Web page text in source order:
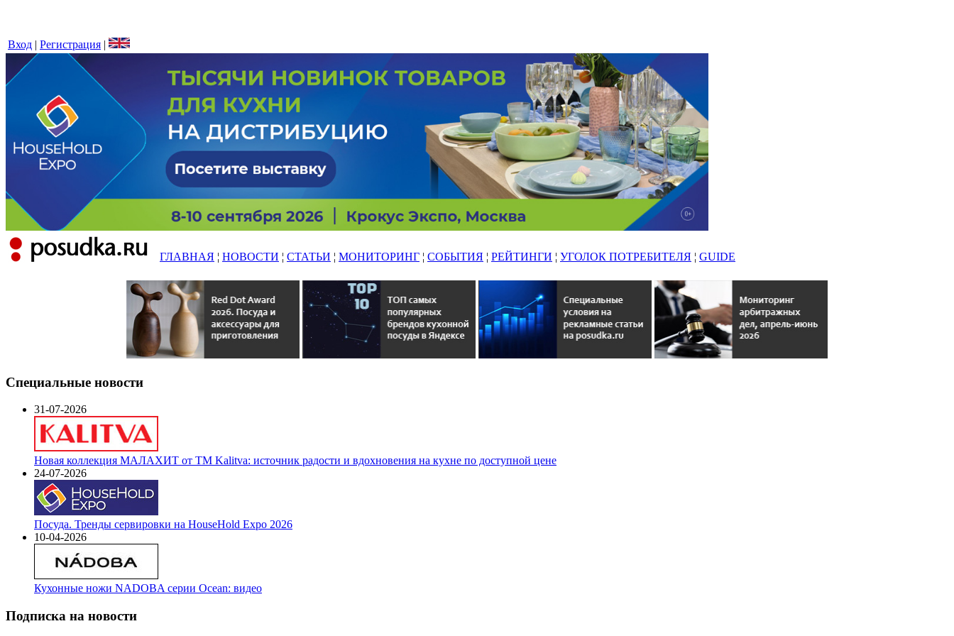
Вход | Регистрация |
ГЛАВНАЯ ¦ НОВОСТИ ¦ СТАТЬИ ¦ МОНИТОРИНГ ¦ СОБЫТИЯ ¦ РЕЙТИНГИ ¦ УГОЛОК ПОТРЕБИТЕЛЯ ¦ GUIDE
Специальные новости
31-07-2026
Новая коллекция МАЛАХИТ от ТМ Kalitva: источник радости и вдохновения на кухне по доступной цене
24-07-2026
Посуда. Тренды сервировки на HouseHold Expo 2026
10-04-2026
Кухонные ножи NADOBA серии Ocean: видео
Подписка на новости